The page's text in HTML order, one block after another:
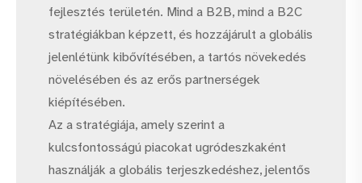
fejlesztés területén. Mind a B2B, mind a B2C
stratégiákban képzett, és hozzájárult a globális
jelenlétünk kibővítésében, a tartós növekedés
növelésében és az erős partnerségek
kiépítésében.
Az a stratégiája, amely szerint a
kulcsfontosságú piacokat ugródeszkaként
használják a globális terjeszkedéshez, jelentős